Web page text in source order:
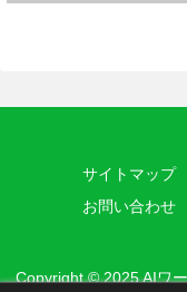
サイトマップ
お問い合わせ
Copyright © 2025 AIワ